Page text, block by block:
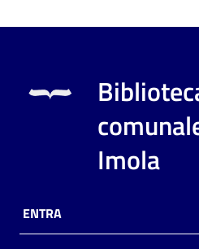
fare
Scopri
online
Imola
ENTRA